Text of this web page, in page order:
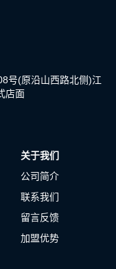
号(原沿山西路北侧)江
店面
关于我们
公司简介
联系我们
留言反馈
加盟优势